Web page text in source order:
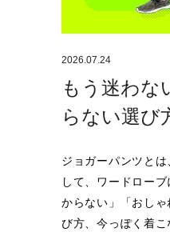
2026.07.24
もう迷わな
らない選び
ジョガーパンツと
して、ワードロー
からない」「おし
び方、今っぽく着こ